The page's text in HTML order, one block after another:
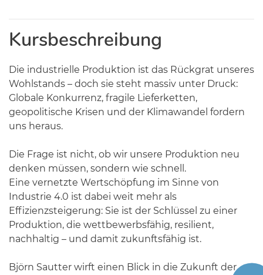
Kursbeschreibung
Die industrielle Produktion ist das Rückgrat unseres
Wohlstands – doch sie steht massiv unter Druck:
Globale Konkurrenz, fragile Lieferketten,
geopolitische Krisen und der Klimawandel fordern
uns heraus.
Die Frage ist nicht, ob wir unsere Produktion neu
denken müssen, sondern wie schnell.
Eine vernetzte Wertschöpfung im Sinne von
Industrie 4.0 ist dabei weit mehr als
Effizienzsteigerung: Sie ist der Schlüssel zu einer
Produktion, die wettbewerbsfähig, resilient,
nachhaltig – und damit zukunftsfähig ist.
Björn Sautter wirft einen Blick in die Zukunft der